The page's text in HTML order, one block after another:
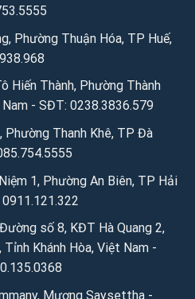
Phường Thuận Hóa, TP Huế,
Hiến Thành, Phường Thành
- SĐT: 0238.3836.579
Phường Thanh Khê, TP Đà
1, Phường An Biên, TP Hải
số 8, KĐT Hà Quang 2,
Tỉnh Khánh Hòa, Việt Nam -
Mương Saysettha -